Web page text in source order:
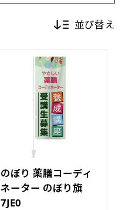
並び替え
新着順
価格が安い順
価格が高い順
のぼり 薬膳コーディ
ネーター のぼり旗
7JE0